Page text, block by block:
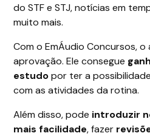
do STF e STJ, notícias em
muito mais.
Com o EmÁudio Concursos, o
aprovação. Ele consegue
estudopor ter a
com as atividades da rotina.
Além disso, pode introduzir
mais facilidade, fazer